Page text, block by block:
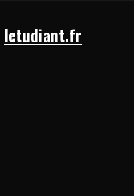
letudiant.fr